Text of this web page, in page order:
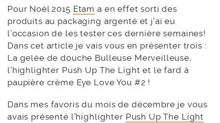
Pour Noël 2015 Etam a en effet sorti des
produits au packaging argenté et j’ai eu
l’occasion de les tester ces dernière semaines!
Dans cet article je vais vous en présenter trois :
La gelée de douche Bulleuse Merveilleuse,
l’highlighter Push Up The Light et le fard à
paupière crème Eye Love You #2 !
Dans mes favoris du mois de décembre je vous
avais présenté l’highlighter Push Up The Light